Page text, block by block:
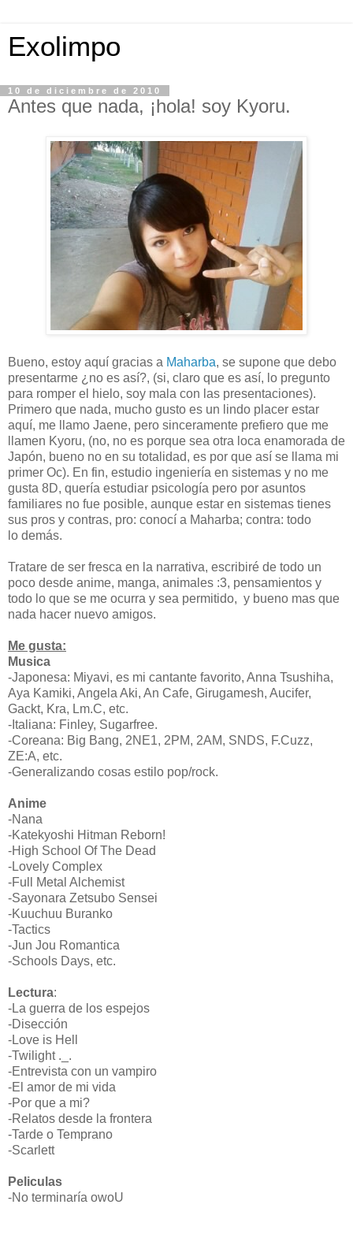
Exolimpo
10 de diciembre de 2010
Antes que nada, ¡hola! soy Kyoru.
Bueno, estoy aquí gracias a Maharba, se supone que debo
presentarme ¿no es así?, (si, claro que es así, lo pregunto
para romper el hielo, soy mala con las presentaciones).
Primero que nada, mucho gusto es un lindo placer estar
aquí, me llamo Jaene, pero sinceramente prefiero que me
llamen Kyoru, (no, no es porque sea otra loca enamorada de
Japón, bueno no en su totalidad, es por que así se llama mi
primer Oc). En fin, estudio ingeniería en sistemas y no me
gusta 8D, quería estudiar psicología pero por asuntos
familiares no fue posible, aunque estar en sistemas tienes
sus pros y contras, pro: conocí a Maharba; contra: todo
lo demás.
Tratare de ser fresca en la narrativa, escribiré de todo un
poco desde anime, manga, animales :3, pensamientos y
todo lo que se me ocurra y sea permitido, y bueno mas que
nada hacer nuevo amigos.
Me gusta:
Musica
-Japonesa: Miyavi, es mi cantante favorito, Anna Tsushiha,
Aya Kamiki, Angela Aki, An Cafe, Girugamesh, Aucifer,
Gackt, Kra, Lm.C, etc.
-Italiana: Finley, Sugarfree.
-Coreana: Big Bang, 2NE1, 2PM, 2AM, SNDS, F.Cuzz,
ZE:A, etc.
-Generalizando cosas estilo pop/rock.
Anime
-Nana
-Katekyoshi Hitman Reborn!
-High School Of The Dead
-Lovely Complex
-Full Metal Alchemist
-Sayonara Zetsubo Sensei
-Kuuchuu Buranko
-Tactics
-Jun Jou Romantica
-Schools Days, etc.
Lectura:
-La guerra de los espejos
-Disección
-Love is Hell
-Twilight ._.
-Entrevista con un vampiro
-El amor de mi vida
-Por que a mi?
-Relatos desde la frontera
-Tarde o Temprano
-Scarlett
Peliculas
-No terminaría owoU